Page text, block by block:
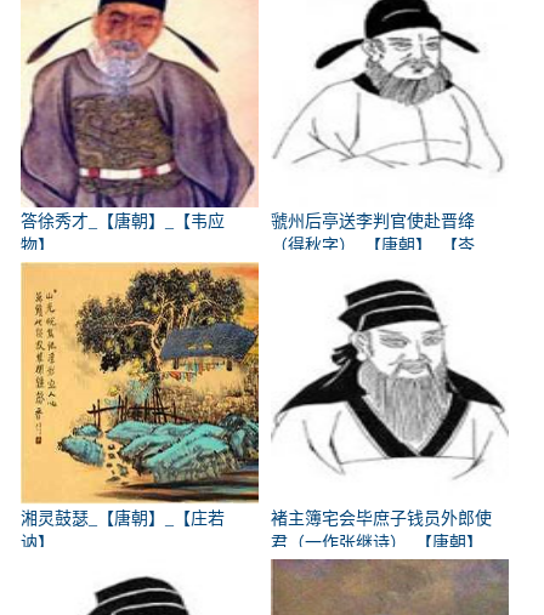
答徐秀才_【唐朝】_【韦应
物】
虢州后亭送李判官使赴晋绛
（得秋字）_【唐朝】_【岑
湘灵鼓瑟_【唐朝】_【庄若
讷】
褚主簿宅会毕庶子钱员外郎使
君（一作张继诗）_【唐朝】
_【韩翃】